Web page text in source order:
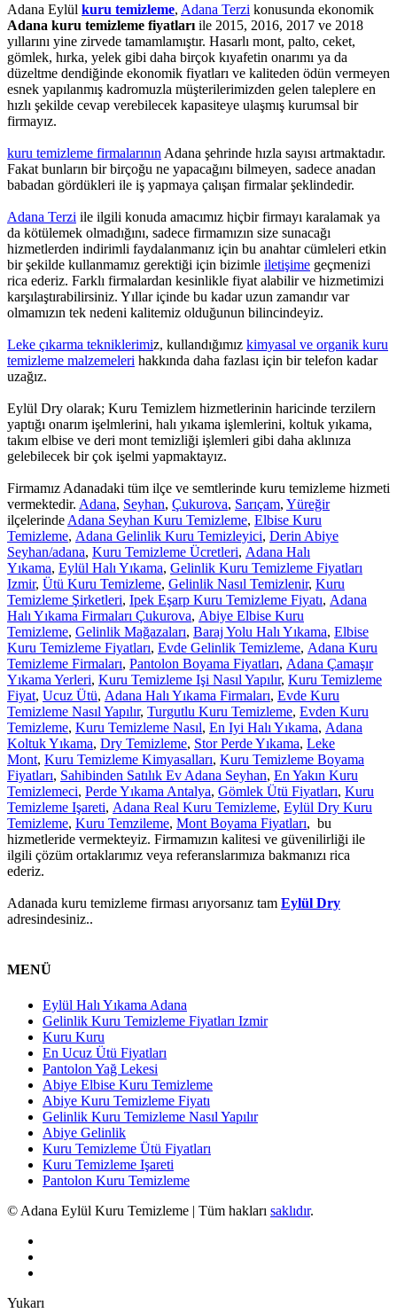
Adana Eylül kuru temizleme, Adana Terzi konusunda ekonomik
Adana kuru temizleme fiyatları ile 2015, 2016, 2017 ve 2018
yıllarını yine zirvede tamamlamıştır. Hasarlı mont, palto, ceket,
gömlek, hırka, yelek gibi daha birçok kıyafetin onarımı ya da
düzeltme dendiğinde ekonomik fiyatları ve kaliteden ödün vermeyen
esnek yapılanmış kadromuzla müşterilerimizden gelen taleplere en
hızlı şekilde cevap verebilecek kapasiteye ulaşmış kurumsal bir
firmayız.
kuru temizleme firmalarının Adana şehrinde hızla sayısı artmaktadır.
Fakat bunların bir birçoğu ne yapacağını bilmeyen, sadece anadan
babadan gördükleri ile iş yapmaya çalışan firmalar şeklindedir.
Adana Terzi ile ilgili konuda amacımız hiçbir firmayı karalamak ya
da kötülemek olmadığını, sadece firmamızın size sunacağı
hizmetlerden indirimli faydalanmanız için bu anahtar cümleleri etkin
bir şekilde kullanmamız gerektiği için bizimle iletişime geçmenizi
rica ederiz. Farklı firmalardan kesinlikle fiyat alabilir ve hizmetimizi
karşılaştırabilirsiniz. Yıllar içinde bu kadar uzun zamandır var
olmamızın tek nedeni kalitemiz olduğunun bilincindeyiz.
Leke çıkarma tekniklerimiz, kullandığımız kimyasal ve organik kuru
temizleme malzemeleri hakkında daha fazlası için bir telefon kadar
uzağız.
Eylül Dry olarak; Kuru Temizlem hizmetlerinin haricinde terzilern
yaptığı onarım işelmlerini, halı yıkama işlemlerini, koltuk yıkama,
takım elbise ve deri mont temizliği işlemleri gibi daha aklınıza
gelebilecek bir çok işelmi yapmaktayız.
Firmamız Adanadaki tüm ilçe ve semtlerinde kuru temizleme hizmeti
vermektedir. Adana, Seyhan, Çukurova, Sarıçam, Yüreğir
ilçelerinde Adana Seyhan Kuru Temizleme, Elbise Kuru
Temizleme, Adana Gelinlik Kuru Temizleyici, Derin Abiye
Seyhan/adana, Kuru Temizleme Ücretleri, Adana Halı
Yıkama, Eylül Halı Yıkama, Gelinlik Kuru Temizleme Fiyatları
Izmir, Ütü Kuru Temizleme, Gelinlik Nasıl Temizlenir, Kuru
Temizleme Şirketleri, Ipek Eşarp Kuru Temizleme Fiyatı, Adana
Halı Yıkama Firmaları Çukurova, Abiye Elbise Kuru
Temizleme, Gelinlik Mağazaları, Baraj Yolu Halı Yıkama, Elbise
Kuru Temizleme Fiyatları, Evde Gelinlik Temizleme, Adana Kuru
Temizleme Firmaları, Pantolon Boyama Fiyatları, Adana Çamaşır
Yıkama Yerleri, Kuru Temizleme Işi Nasıl Yapılır, Kuru Temizleme
Fiyat, Ucuz Ütü, Adana Halı Yıkama Firmaları, Evde Kuru
Temizleme Nasıl Yapılır, Turgutlu Kuru Temizleme, Evden Kuru
Temizleme, Kuru Temizleme Nasıl, En Iyi Halı Yıkama, Adana
Koltuk Yıkama, Dry Temizleme, Stor Perde Yıkama, Leke
Mont, Kuru Temizleme Kimyasalları, Kuru Temizleme Boyama
Fiyatları, Sahibinden Satılık Ev Adana Seyhan, En Yakın Kuru
Temizlemeci, Perde Yıkama Antalya, Gömlek Ütü Fiyatları, Kuru
Temizleme Işareti, Adana Real Kuru Temizleme, Eylül Dry Kuru
Temizleme, Kuru Temzileme, Mont Boyama Fiyatları, bu
hizmetleride vermekteyiz. Firmamızın kalitesi ve güvenilirliği ile
ilgili çözüm ortaklarımız veya referanslarımıza bakmanızı rica
ederiz.
Adanada kuru temizleme firması arıyorsanız tam Eylül Dry
adresindesiniz..
MENÜ
Eylül Halı Yıkama Adana
Gelinlik Kuru Temizleme Fiyatları Izmir
Kuru Kuru
En Ucuz Ütü Fiyatları
Pantolon Yağ Lekesi
Abiye Elbise Kuru Temizleme
Abiye Kuru Temizleme Fiyatı
Gelinlik Kuru Temizleme Nasıl Yapılır
Abiye Gelinlik
Kuru Temizleme Ütü Fiyatları
Kuru Temizleme Işareti
Pantolon Kuru Temizleme
© Adana Eylül Kuru Temizleme | Tüm hakları saklıdır.
Yukarı